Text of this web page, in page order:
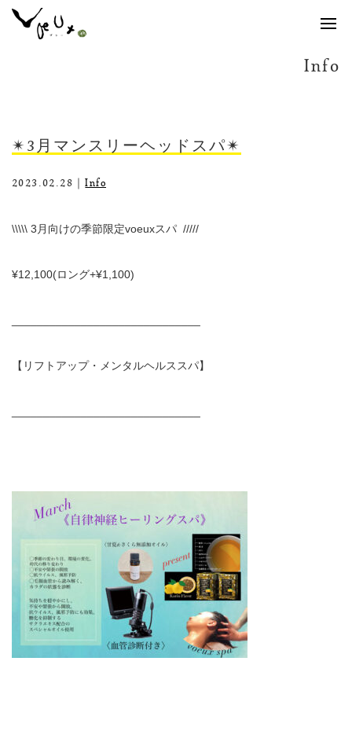
Info
✴︎3月マンスリーヘッドスパ✴︎
2023.02.28｜Info
\\\\\ 3 月向けの季節限定voeuxスパ /////
¥12,100(ロング+¥1,100)
【リフトアップ・メンタルヘルススパ】